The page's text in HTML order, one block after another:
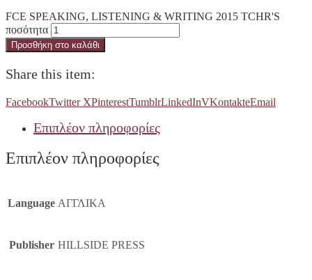
FCE SPEAKING, LISTENING & WRITING 2015 TCHR'S
ποσότητα
Προσθήκη στο καλάθι
Share this item:
FacebookTwitter XPinterestTumblrLinkedInVKontakteEmail
Επιπλέον πληροφορίες
Επιπλέον πληροφορίες
Language ΑΓΓΛΙΚΑ
Publisher HILLSIDE PRESS